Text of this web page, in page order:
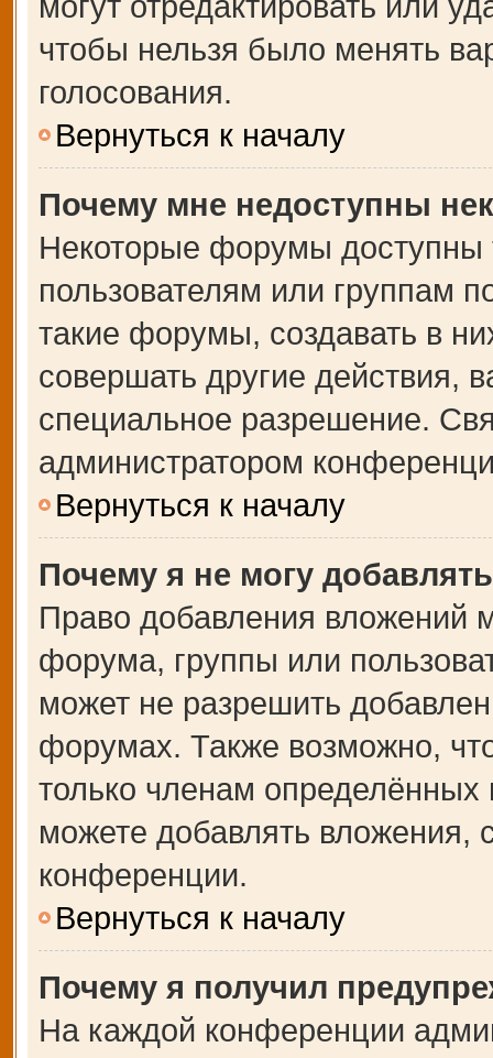
чтобы нельзя было менять
голосования.
Вернуться к началу
Почему мне недоступны
Некоторые форумы доступны
пользователям или группам
такие форумы, создавать в
совершать другие действия,
специальное разрешение.
администратором
Вернуться к началу
Почему я не могу
Право добавления вложений
форума, группы или
может не разрешить
форумах. Также возможно,
только членам
можете добавлять вложения,
конференции.
Вернуться к началу
Почему я получил
На каждой конференции